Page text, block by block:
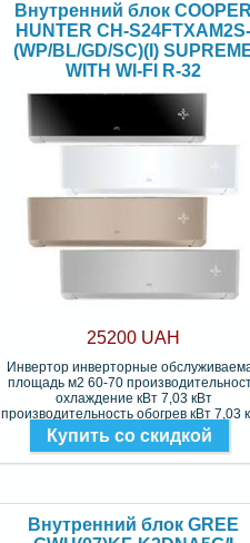
Внутренний блок COOPER
HUNTER CH-S24FTXAM2S-
(WP/BL/GD/SC)(I)
WITH WI-FI R-32
25200 UAH
Инвертор инверторные
площадь м2 60-70
охлаждение кВт 7,03 кВт
производительность обогрев кВт 7,03
Фреон R-32
Купить со скидкой
Внутренний блок GREE